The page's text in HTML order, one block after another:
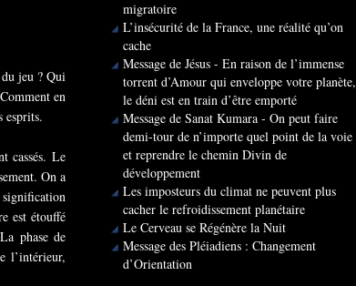
jeu ? Qui
en
esprits.
cassés. Le
On a
signification
est étouffé
phase de
l’intérieur,
migratoire
L’insécurité de la France, une réalité qu’on
cache
Message de Jésus - En raison de l’immense
torrent d’Amour qui enveloppe votre planète,
le déni est en train d’être emporté
Message de Sanat Kumara - On peut faire
demi-tour de n’importe quel point de la voie
et reprendre le chemin Divin de
développement
Les imposteurs du climat ne peuvent plus
cacher le refroidissement planétaire
Le Cerveau se Régénère la Nuit
Message des Pléiadiens : Changement
d’Orientation